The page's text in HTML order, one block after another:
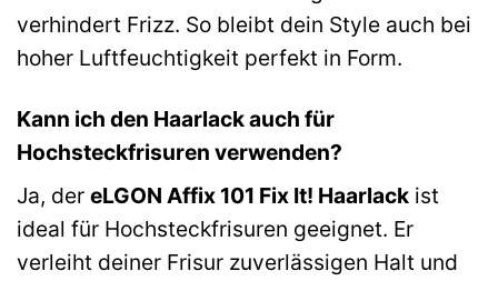
verhindert Frizz. So bleibt dein Style auch bei
hoher Luftfeuchtigkeit perfekt in Form.
Kann ich den Haarlack auch für
Hochsteckfrisuren verwenden?
Ja, der eLGON Affix 101 Fix It! Haarlack ist
ideal für Hochsteckfrisuren geeignet. Er
verleiht deiner Frisur zuverlässigen Halt und